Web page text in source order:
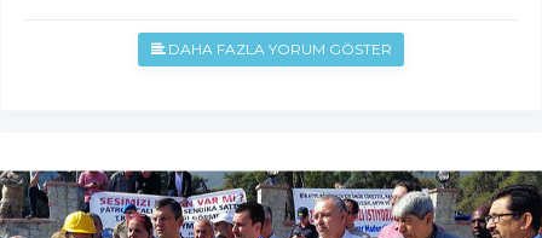
DAHA FAZLA YORUM GÖSTER